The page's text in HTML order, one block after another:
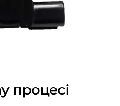
процесі